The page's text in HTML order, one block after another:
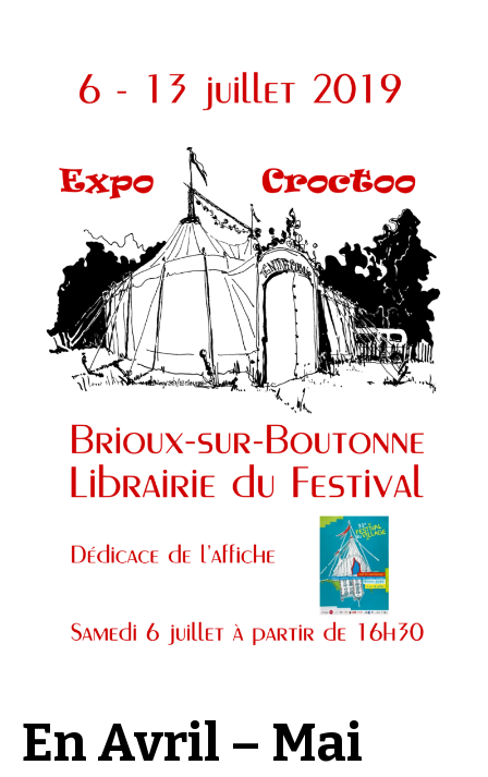
En Avril – Mai